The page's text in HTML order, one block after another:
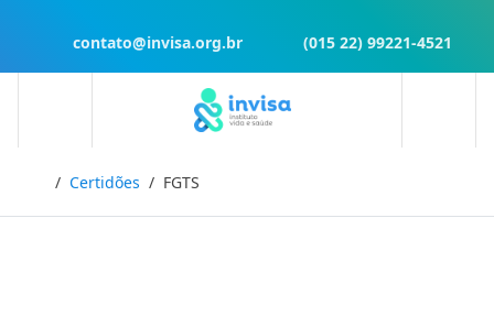
contato@invisa.org.br (015 22) 99221-4521
InícioCertidões FGTS